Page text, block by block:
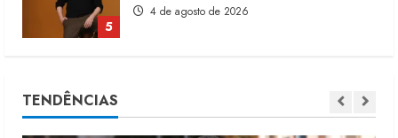
1
6 de agosto de 2026
TENDÊNCIAS